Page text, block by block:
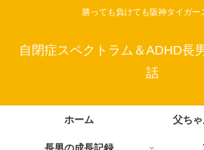
勝っても負けても阪神タイガー
自閉症スペクトラム＆ADHD長
話
ホーム 父ちゃ